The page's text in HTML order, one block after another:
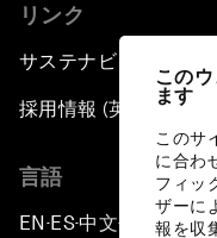
この
ます
このサ
に合わ
フィッ
ザーに
報を収
リンク
サステナビリティへの
採用情報 (英語のみ)
言語
EN ▪ES▪中文▪ 日本語